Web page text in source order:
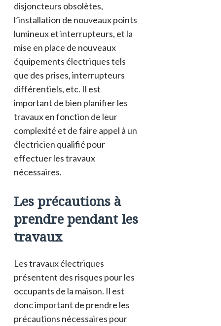
disjoncteurs obsolètes,
l’installation de nouveaux points
lumineux et interrupteurs, et la
mise en place de nouveaux
équipements électriques tels
que des prises, interrupteurs
différentiels, etc. Il est
important de bien planifier les
travaux en fonction de leur
complexité et de faire appel à un
électricien qualifié pour
effectuer les travaux
nécessaires.
Les précautions à
prendre pendant les
travaux
Les travaux électriques
présentent des risques pour les
occupants de la maison. Il est
donc important de prendre les
précautions nécessaires pour